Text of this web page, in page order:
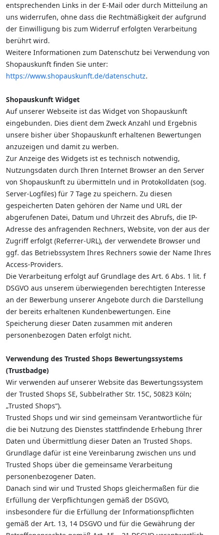
entsprechenden Links in der E-Mail oder durch Mitteilung an
uns widerrufen, ohne dass die Rechtmäßigkeit der aufgrund
der Einwilligung bis zum Widerruf erfolgten Verarbeitung
berührt wird.
Weitere Informationen zum Datenschutz bei Verwendung von
Shopauskunft finden Sie unter:
https://www.shopauskunft.de/datenschutz.
Shopauskunft Widget
Auf unserer Webseite ist das Widget von Shopauskunft
eingebunden. Dies dient dem Zweck Anzahl und Ergebnis
unsere bisher über Shopauskunft erhaltenen Bewertungen
anzuzeigen und damit zu werben.
Zur Anzeige des Widgets ist es technisch notwendig,
Nutzungsdaten durch Ihren Internet Browser an den Server
von Shopauskunft zu übermitteln und in Protokolldaten (sog.
Server-Logfiles) für 7 Tage zu speichern. Zu diesen
gespeicherten Daten gehören der Name und URL der
abgerufenen Datei, Datum und Uhrzeit des Abrufs, die IP-
Adresse des anfragenden Rechners, Website, von der aus der
Zugriff erfolgt (Referrer-URL), der verwendete Browser und
ggf. das Betriebssystem Ihres Rechners sowie der Name Ihres
Access-Providers.
Die Verarbeitung erfolgt auf Grundlage des Art. 6 Abs. 1 lit. f
DSGVO aus unserem überwiegenden berechtigten Interesse
an der Bewerbung unserer Angebote durch die Darstellung
der bereits erhaltenen Kundenbewertungen. Eine
Speicherung dieser Daten zusammen mit anderen
personenbezogen Daten erfolgt nicht.
Verwendung des Trusted Shops Bewertungssystems
(Trustbadge)
Wir verwenden auf unserer Website das Bewertungssystem
der Trusted Shops SE, Subbelrather Str. 15C, 50823 Köln;
„Trusted Shops“).
Trusted Shops und wir sind gemeinsam Verantwortliche für
die bei Nutzung des Dienstes stattfindende Erhebung Ihrer
Daten und Übermittlung dieser Daten an Trusted Shops.
Grundlage dafür ist eine Vereinbarung zwischen uns und
Trusted Shops über die gemeinsame Verarbeitung
personenbezogener Daten.
Danach sind wir und Trusted Shops gleichermaßen für die
Erfüllung der Verpflichtungen gemäß der DSGVO,
insbesondere für die Erfüllung der Informationspflichten
gemäß der Art. 13, 14 DSGVO und für die Gewährung der